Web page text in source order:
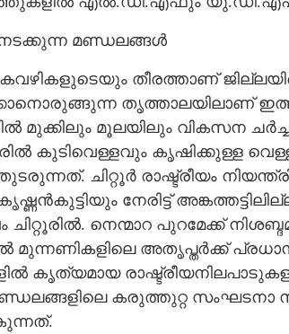
നടക്കുന്ന മണ്ഡലങ്ങൾ
തീരത്താണ്
തൃത്താലയിലാണ്
മുക്കിലും മൂലയിലും വികസന
കുടിവെള്ളവും കൃഷിക്കുള്ള
ചിറ്റൂർ രാഷ്ട്രീയം
നേരിട്ട്
നെന്മാറ പുറമേക്ക്
മുന്നണികളിലെ അതൃപ്തർക്ക്
കൃത്യമായ
കരുത്തുറ്റ സംഘടനാ
ആത്മവിശ്വാസത്തോടെ മൂന്ന്